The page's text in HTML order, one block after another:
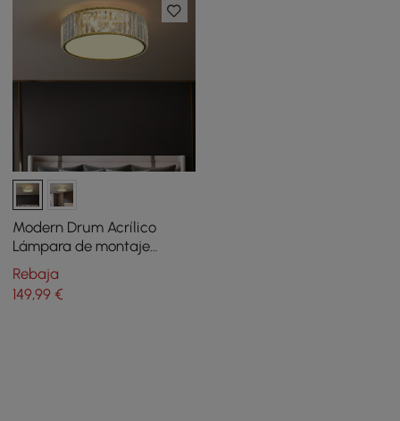
Modern Drum Acrílico
Lámpara de montaje
empotrado de 5 luces en
oro con cristal
Rebaja
149,99 €